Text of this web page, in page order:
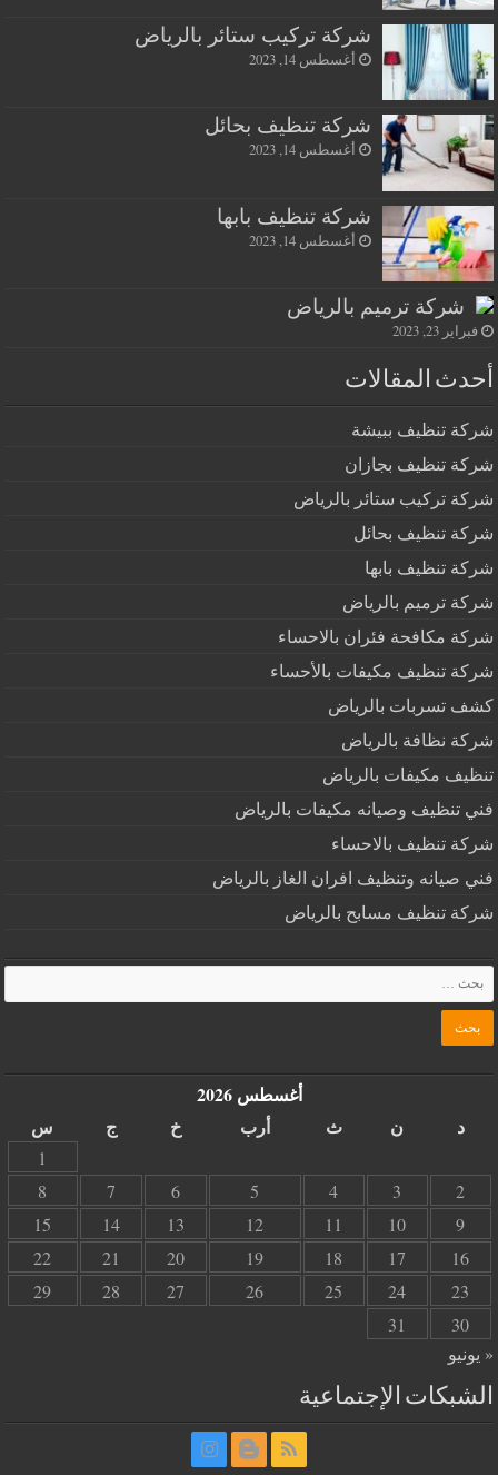
شركة تركيب ستائر بالرياض
أغسطس 14, 2023
شركة تنظيف بحائل
أغسطس 14, 2023
شركة تنظيف بابها
أغسطس 14, 2023
شركة ترميم بالرياض
فبراير 23, 2023
أحدث المقالات
شركة تنظيف ببيشة
شركة تنظيف بجازان
شركة تركيب ستائر بالرياض
شركة تنظيف بحائل
شركة تنظيف بابها
شركة ترميم بالرياض
شركة مكافحة فئران بالاحساء
شركة تنظيف مكيفات بالأحساء
كشف تسربات بالرياض
شركة نظافة بالرياض
تنظيف مكيفات بالرياض
فني تنظيف وصيانه مكيفات بالرياض
شركة تنظيف بالاحساء
فني صيانه وتنظيف افران الغاز بالرياض
شركة تنظيف مسابح بالرياض
أغسطس 2026
د
ن ث أرب خ ج س
1
2
3
4
5
6
7
8
9
10
11
12
13
14
15
16
17
18
19
20
21
22
23
24
25
26
27
28
29
30
31
« يونيو
الشبكات الإجتماعية